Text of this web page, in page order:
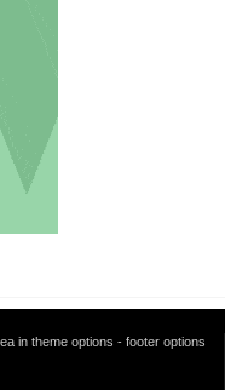
in theme options - footer options